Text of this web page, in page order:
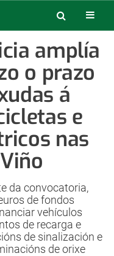
amplía
o prazo
á
e
nas
da convocatoria,
de fondos
vehículos
de recarga e
de sinalización e
de orixe